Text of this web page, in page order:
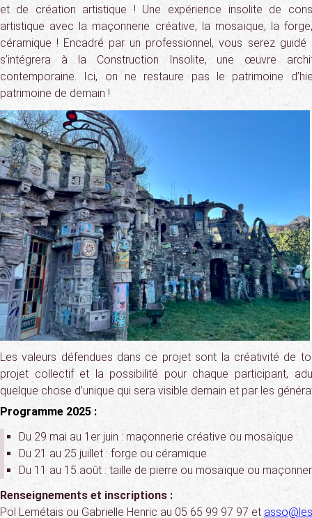
et de création artistique ! Une expérience insolite de
artistique avec la maçonnerie créative, la mosaïque, la
céramique ! Encadré par un professionnel, vous serez
s’intégrera à la Construction Insolite, une œuvre
contemporaine. Ici, on ne restaure pas le patrimoine
patrimoine de demain !
Les valeurs défendues dans ce projet sont la créativité de
projet collectif et la possibilité pour chaque participant,
quelque chose d’unique qui sera visible demain et par les
Programme 2025 :
Du 29 mai au 1er juin : maçonnerie créative ou mosaïque
Du 21 au 25 juillet : forge ou céramique
Du 11 au 15 août : taille de pierre ou mosaïque ou
Renseignements et inscriptions :
Pol Lemétais ou Gabrielle Henric au 05 65 99 97 97 et